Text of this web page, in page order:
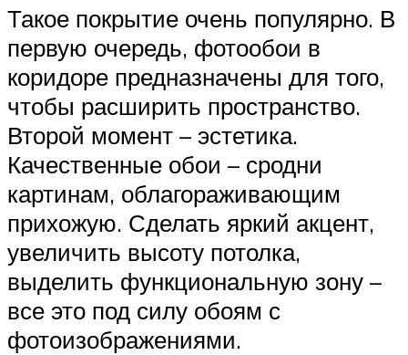
Такое покрытие очень популярно. В
первую очередь, фотообои в
коридоре предназначены для того,
чтобы расширить пространство.
Второй момент – эстетика.
Качественные обои – сродни
картинам, облагораживающим
прихожую. Сделать яркий акцент,
увеличить высоту потолка,
выделить функциональную зону –
все это под силу обоям с
фотоизображениями.